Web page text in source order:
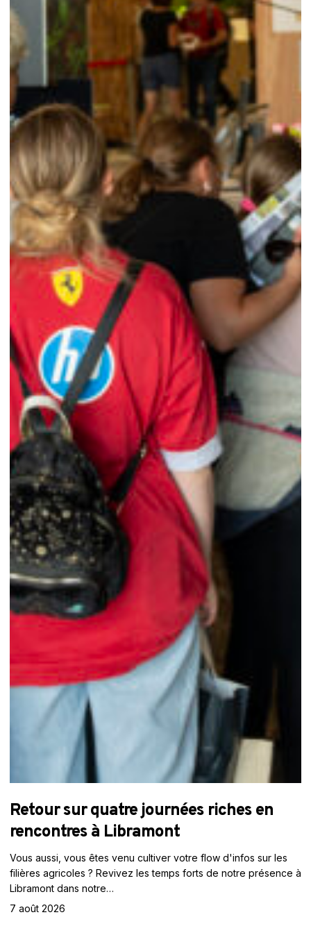
Retour sur quatre journées riches en
rencontres à Libramont
Vous aussi, vous êtes venu cultiver votre flow d'infos sur les
filières agricoles ? Revivez les temps forts de notre présence à
Libramont dans notre…
7 août 2026